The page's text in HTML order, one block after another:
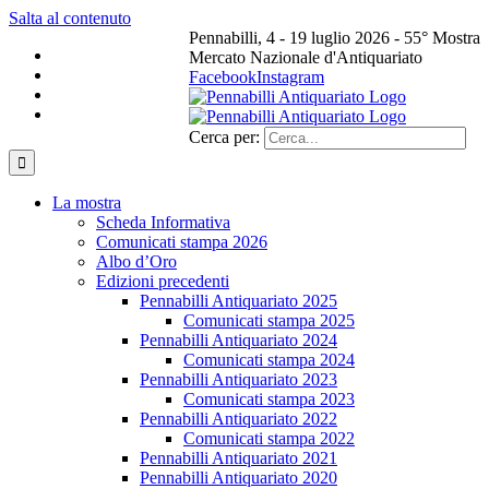
Salta al contenuto
Pennabilli, 4 - 19 luglio 2026 - 55° Mostra
Mercato Nazionale d'Antiquariato
FacebookInstagram
Cerca per:
La mostra
Scheda Informativa
Comunicati stampa 2026
Albo d’Oro
Edizioni precedenti
Pennabilli Antiquariato 2025
Comunicati stampa 2025
Pennabilli Antiquariato 2024
Comunicati stampa 2024
Pennabilli Antiquariato 2023
Comunicati stampa 2023
Pennabilli Antiquariato 2022
Comunicati stampa 2022
Pennabilli Antiquariato 2021
Pennabilli Antiquariato 2020